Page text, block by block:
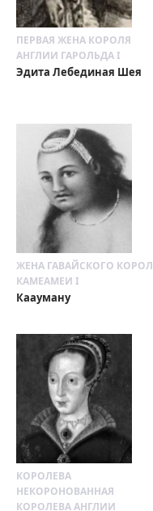
ПЕРВАЯ ЖЕНА КОРОЛЯ
АНГЛИИ ГАРОЛЬДА I
Эдита Лебединая Шея
ЖЕНА ГАВАЙСКОГО
КАМЕАМЕИ I
Каауману
КОРОЛЕВА
НЕКОРОНОВАННАЯ
КОРОЛЕВА АНГЛИИ